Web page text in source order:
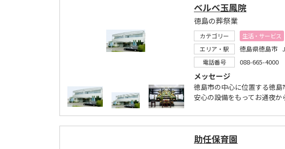
ベルベ玉鳳院
徳島の葬祭業
カテゴリー 生活・サービス
エリア・駅
徳島県徳島市
電話番号 088-665-4000
メッセージ
徳島市の中心に位置する徳
安心の設備をもってお通夜か
助任保育園